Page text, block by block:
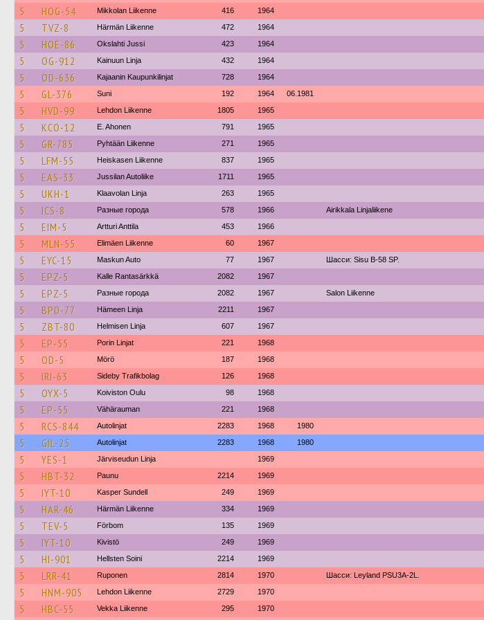
5 HOG-54 Mikkolan Liikenne 416 1964
5 TVZ-8 Härmän Liikenne 472 1964
5 HOE-86 Okslahti Jussi 423 1964
5 OG-912 Kainuun Linja 432 1964
5 OD-636 Kajaanin Kaupunkilinjat 728 1964
5 GL-376 Suni 192 1964 06.1981
5 HVD-99 Lehdon Liikenne 1805 1965
5 KCO-12 E. Ahonen 791 1965
5 GR-785 Pyhtään Liikenne 271 1965
5 LFM-55 Heiskasen Liikenne 837 1965
5 EAS-33 Jussilan Autoliike 1711 1965
5 UKH-1 Klaavolan Linja 263 1965
5 ICS-8 Разные города 578 1966 Airikkala Linjaliikene
5 EIM-5 Artturi Anttila 453 1966
5 MLN-55 Elimäen Liikenne 60 1967
5 EYC-15 Maskun Auto 77 1967 Шасси: Sisu B-58 SP.
5 EPZ-5 Kalle Rantasärkkä 2082 1967
5 EPZ-5 Разные города 2082 1967 Salon Liikenne
5 BPD-77 Hämeen Linja 2211 1967
5 ZBT-80 Helmisen Linja 607 1967
5 EP-55 Porin Linjat 221 1968
5 OD-5 Mörö 187 1968
5 IRI-63 Sideby Trafikbolag 126 1968
5 OYX-5 Koiviston Oulu 98 1968
5 EP-55 Vähärauman 221 1968
5 RCS-844 Autolinjat 2283 1968 1980
5 GIL-25 Autolinjat 2283 1968 1980
5 YES-1 Järviseudun Linja 1969
5 HBT-32 Paunu 2214 1969
5 IYT-10 Kasper Sundell 249 1969
5 HAR-46 Härmän Liikenne 334 1969
5 TEV-5 Förbom 135 1969
5 IYT-10 Kivistö 249 1969
5 HI-901 Hellsten Soini 2214 1969
5 LRR-41 Ruponen 2814 1970 Шасси: Leyland PSU3A-2L.
5 HNM-905 Lehdon Liikenne 2729 1970
5 HBC-55 Vekka Liikenne 295 1970